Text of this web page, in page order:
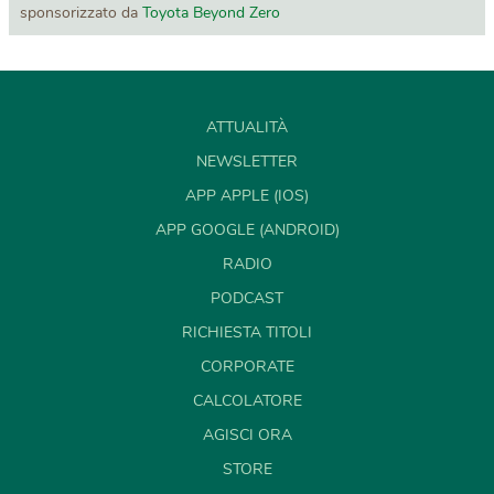
sponsorizzato da Toyota Beyond Zero
ATTUALITÀ
NEWSLETTER
APP APPLE (IOS)
APP GOOGLE (ANDROID)
RADIO
PODCAST
RICHIESTA TITOLI
CORPORATE
CALCOLATORE
AGISCI ORA
STORE